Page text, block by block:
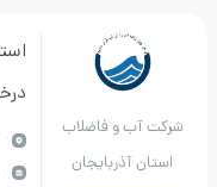
و فاضلاب
استعلام
قیمت کل داده
آذربايجان
برق و